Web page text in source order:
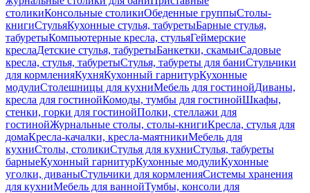
столикиКонсольные столикиОбеденные группыСтолы-
книгиСтульяКухонные стулья, табуретыБарные стулья,
табуретыКомпьютерные кресла, стульяГеймерские
креслаДетские стулья, табуретыБанкетки, скамьиСадовые
кресла, стулья, табуретыСтулья, табуреты для баниСтульчики
для кормленияКухняКухонный гарнитурКухонные
модулиСтолешницы для кухниМебель для гостинойДиваны,
кресла для гостинойКомоды, тумбы для гостинойШкафы,
стенки, горки для гостинойПолки, стеллажи для
гостинойЖурнальные столы, столы-книгиКресла, стулья для
домаКресла-качалки, кресла-маятникиМебель для
кухниСтолы, столикиСтулья для кухниСтулья, табуреты
барныеКухонный гарнитурКухонные модулиКухонные
уголки, диваныСтульчики для кормленияСистемы хранения
для кухниМебель для ваннойТумбы, консоли для